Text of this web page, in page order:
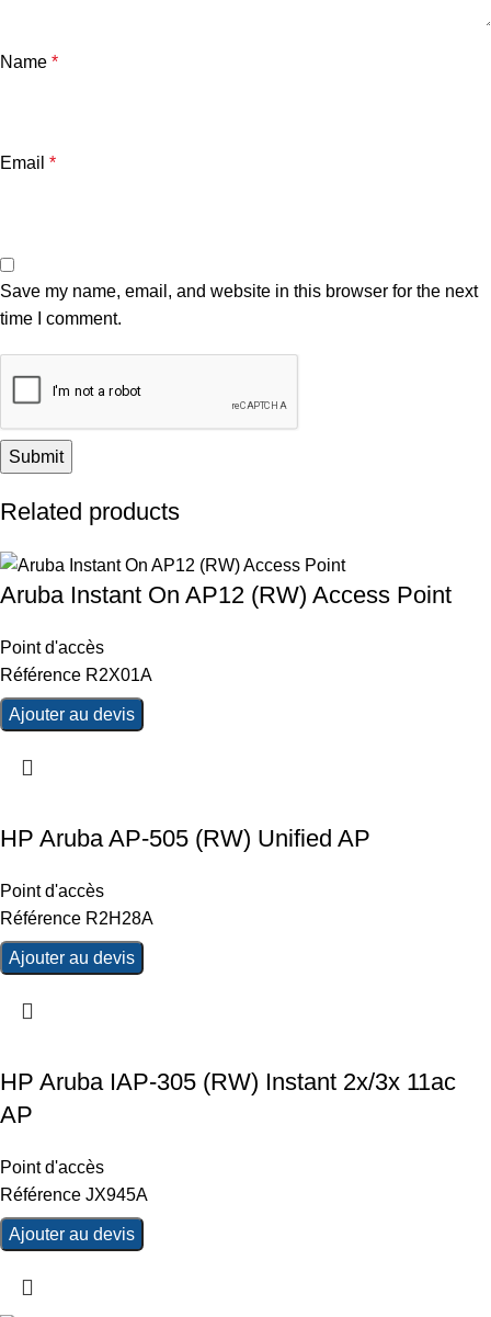
Name *
Email *
Save my name, email, and website in this browser for the next
time I comment.
Related products
Aruba Instant On AP12 (RW) Access Point
Point d'accès
Référence R2X01A
Ajouter au devis
HP Aruba AP-505 (RW) Unified AP
Point d'accès
Référence R2H28A
Ajouter au devis
HP Aruba IAP-305 (RW) Instant 2x/3x 11ac
AP
Point d'accès
Référence JX945A
Ajouter au devis